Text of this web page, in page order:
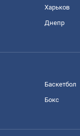
Харьков
Днепр
Баскетбол
Бокс